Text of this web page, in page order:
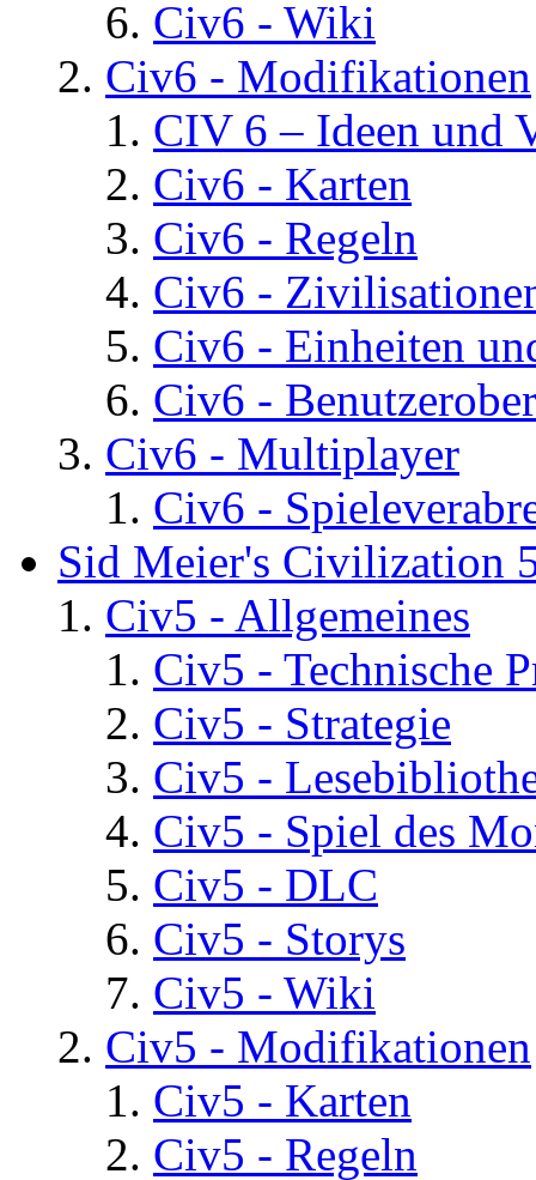
Civ6 - Wiki
Civ6 - Modifikationen
CIV 6 – Ideen und
Civ6 - Karten
Civ6 - Regeln
Civ6 -
Civ6 - Einheiten
Civ6 -
Civ6 - Multiplayer
Civ6 -
Sid Meier's Civilization
Civ5 - Allgemeines
Civ5 - Technische
Civ5 - Strategie
Civ5 -
Civ5 - Spiel des
Civ5 - DLC
Civ5 - Storys
Civ5 - Wiki
Civ5 - Modifikationen
Civ5 - Karten
Civ5 - Regeln